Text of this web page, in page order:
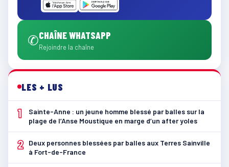
✆CHAÎNE WHATSAPP
Rejoindre la chaîne
LES + LUS
1
Sainte-Anne : un jeune homme blessé par balles sur la
plage de l’Anse Moustique en marge d’un after yoles
2
Deux personnes blessées par balles aux Terres Sainville
à Fort-de-France